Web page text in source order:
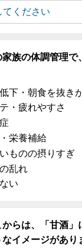
家族の体調管理で
下・朝食を抜き
・疲れやすさ
栄養補給
ものの摂りすぎ
乱れ
い
からは、「甘酒
なイメージがあり